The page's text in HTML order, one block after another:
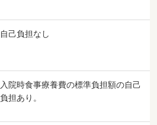
自己負担なし
入院時食事療養費の標準負担額の自己
負担あり。